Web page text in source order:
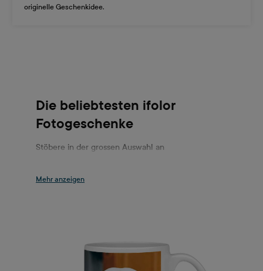
originelle Geschenkidee.
Die beliebtesten ifolor
Fotogeschenke
Stöbere in der grossen Auswahl an
selbst gestalten kannst. Ob du einem guten
einem coolen T-Shirt mit deinem Bild, einer Tasse
für den morgendlichen Kaffee, einer Hülle für ihr